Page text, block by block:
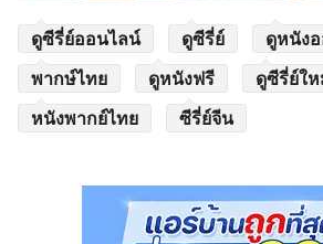
ดูซีรี่ย์ออนไลน์ ดูซีรี่ย์
ดูหนัง
พากษ์ไทย
ดูหนังฟรี
ดูซีรี่ย์ใ
หนังพากย์ไทย
ซีรี่ย์จีน